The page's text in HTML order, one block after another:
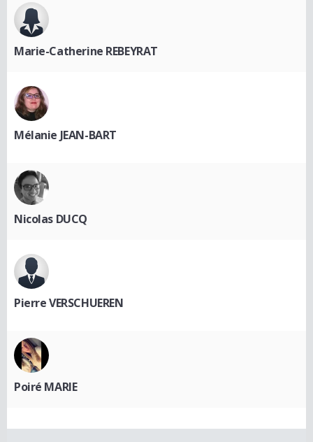
Marie-Catherine REBEYRAT
Mélanie JEAN-BART
Nicolas DUCQ
Pierre VERSCHUEREN
Poiré MARIE